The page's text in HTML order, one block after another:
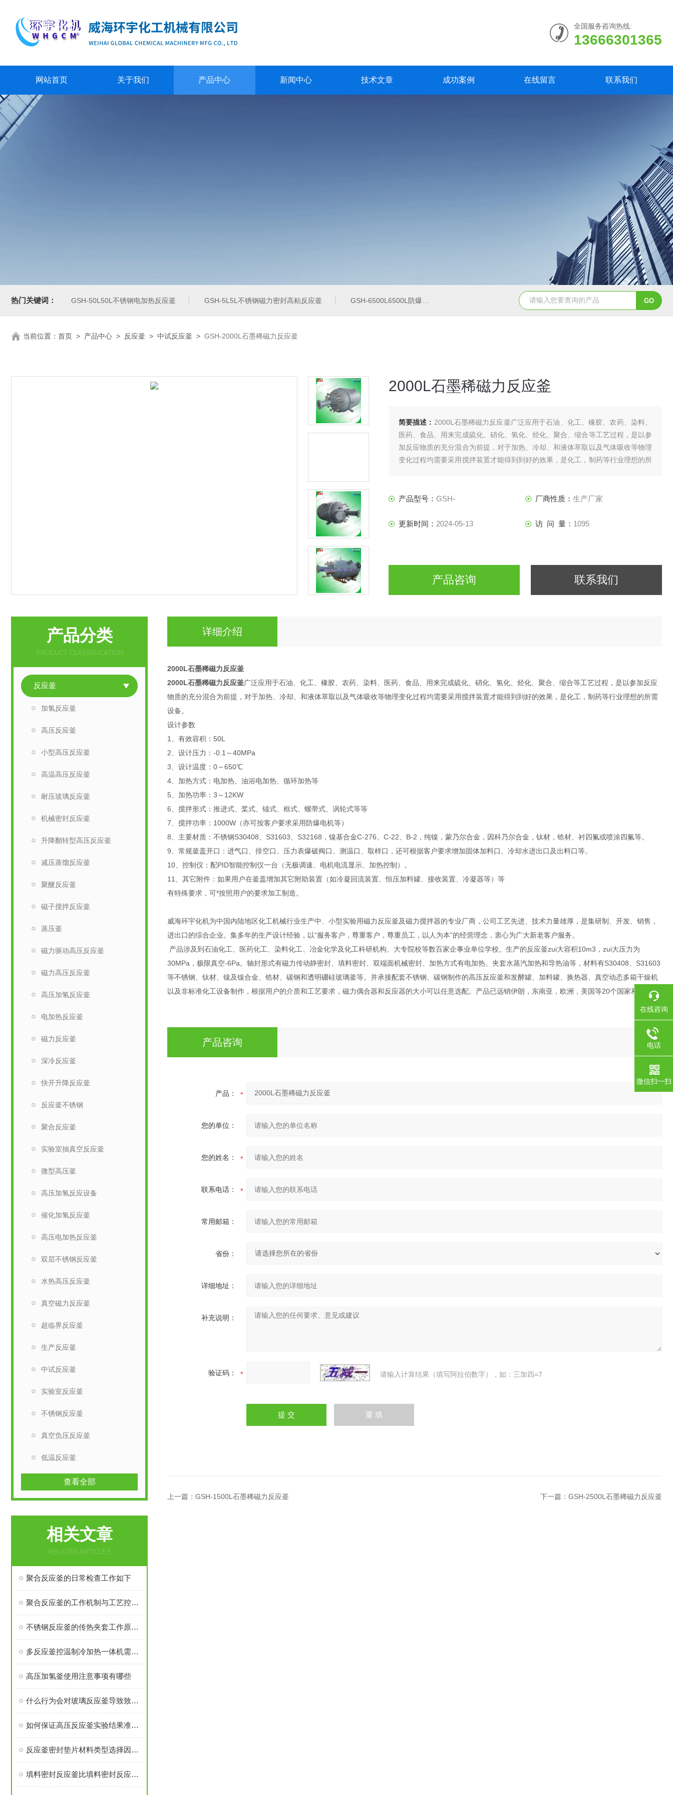
全国服务咨询热线:
13666301365
网站首页 关于我们 产品中心 新闻中心 技术文章 成功案例 在线留言 联系我们
热门关键词： GSH-50L50L不锈钢电加热反应釜 GSH-5L5L不锈钢磁力密封高粘反应釜 GSH-6500L6500L防爆加氢工业反应釜 GSH-0.5L0.5L不锈钢磁力密封聚酯反应釜
当前位置： 首页 > 产品中心 > 反应釜 > 中试反应釜 > GSH-2000L石墨稀磁力反应釜
2000L石墨稀磁力反应釜
简要描述： 2000L石墨稀磁力反应釜广泛应用于石油、化工、橡胶、农药、染料、
医药、食品、用来完成硫化、硝化、氢化、烃化、聚合、缩合等工艺过程，是以参
加反应物质的充分混合为前提，对于加热、冷却、和液体萃取以及气体吸收等物理
变化过程均需要采用搅拌装置才能得到到好的效果，是化工，制药等行业理想的所
产品型号： GSH- 厂商性质： 生产厂家
更新时间： 2024-05-13 访 问 量： 1095
产品咨询 联系我们
产品分类
PRODUCT CLASSIFICATION
反应釜
加氢反应釜
高压反应釜
小型高压反应釜
高温高压反应釜
耐压玻璃反应釜
机械密封反应釜
升降翻转型高压反应釜
减压蒸馏反应釜
聚醚反应釜
磁子搅拌反应釜
蒸压釜
磁力驱动高压反应釜
磁力高压反应釜
高压加氢反应釜
电加热反应釜
磁力反应釜
深冷反应釜
快开升降反应釜
反应釜不锈钢
聚合反应釜
实验室抽真空反应釜
微型高压釜
高压加氢反应设备
催化加氢反应釜
高压电加热反应釜
双层不锈钢反应釜
水热高压反应釜
真空磁力反应釜
超临界反应釜
生产反应釜
中试反应釜
实验室反应釜
不锈钢反应釜
真空负压反应釜
低温反应釜
查看全部
相关文章
RELATED ARTICLES
聚合反应釜的日常检查工作如下
聚合反应釜的工作机制与工艺控制解析
不锈钢反应釜的传热夹套工作原理是什么
多反应釜控温制冷加热一体机需注意安装过程有那些
高压加氢釜使用注意事项有哪些
什么行为会对玻璃反应釜导致致命伤害
如何保证高压反应釜实验结果准确可靠
反应釜密封垫片材料类型选择因素是什么？
填料密封反应釜比填料密封反应釜有那些优势
详细介绍
2000L石墨稀磁力反应釜
2000L石墨稀磁力反应釜广泛应用于石油、化工、橡胶、农药、染料、医药、食品、用来完成硫化、硝化、氢化、烃化、聚合、缩合等工艺过程，是以参加反应
物质的充分混合为前提，对于加热、冷却、和液体萃取以及气体吸收等物理变化过程均需要采用搅拌装置才能得到到好的效果，是化工，制药等行业理想的所需
设备。
设计参数
1、有效容积：50L
2、设计压力：-0.1～40MPa
3、设计温度：0～650℃
4、加热方式：电加热、油浴电加热、循环加热等
5、加热功率：3～12KW
6、搅拌形式：推进式、桨式、锚式、框式、螺带式、涡轮式等等
7、搅拌功率：1000W（亦可按客户要求采用防爆电机等）
8、主要材质：不锈钢S30408、S31603、S32168，镍基合金C-276、C-22、B-2，纯镍，蒙乃尔合金，因科乃尔合金，钛材，锆材、衬四氟或喷涂四氟等。
9、常规釜盖开口：进气口、排空口、压力表爆破阀口、测温口、取样口，还可根据客户要求增加固体加料口、冷却水进出口及出料口等。
10、控制仪：配PID智能控制仪一台（无极调速、电机电流显示、加热控制）。
11、其它附件：如果用户在釜盖增加其它附助装置（如冷凝回流装置、恒压加料罐、接收装置、冷凝器等）等
有特殊要求，可*按照用户的要求加工制造。
威海环宇化机为中国内陆地区化工机械行业生产中、小型实验用磁力反应釜及磁力搅拌器的专业厂商，公司工艺先进、技术力量雄厚，是集研制、开发、销售，
进出口的综合企业。集多年的生产设计经验，以“服务客户，尊重客户，尊重员工，以人为本”的经营理念，衷心为广大新老客户服务。
产品涉及到石油化工、医药化工、染料化工、冶金化学及化工科研机构、大专院校等数百家企事业单位学校。生产的反应釜zui大容积10m3，zui大压力为
30MPa，极限真空-6Pa。轴封形式有磁力传动静密封、填料密封、双端面机械密封、加热方式有电加热、夹套水蒸汽加热和导热油等，材料有S30408、S31603
等不锈钢、钛材、镍及镍合金、锆材、碳钢和透明硼硅玻璃釜等。并承接配套不锈钢、碳钢制作的高压反应釜和发酵罐、加料罐、换热器、真空动态多箱干燥机
以及非标准化工设备制作，根据用户的介质和工艺要求，磁力偶合器和反应器的大小可以任意选配。产品已远销伊朗，东南亚，欧洲，美国等20个国家和地区。
产品咨询
产品：
您的单位：
您的姓名：
联系电话：
常用邮箱：
省份：
详细地址：
补充说明：
验证码： 请输入计算结果（填写阿拉伯数字），如：三加四=7
上一篇： GSH-1500L石墨稀磁力反应釜 下一篇： GSH-2500L石墨稀磁力反应釜
在线咨询
电话
微信扫一扫